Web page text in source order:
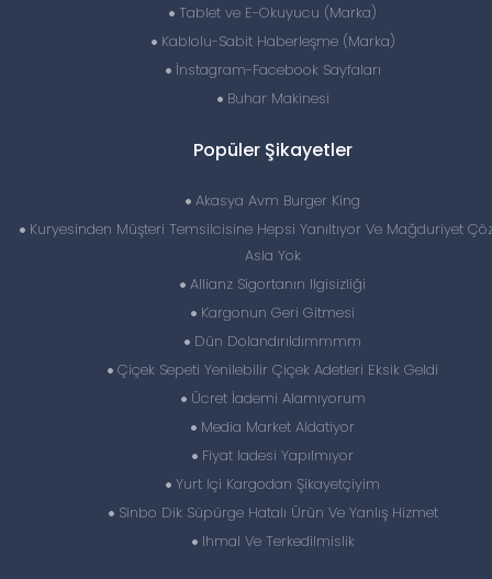
Tablet ve E-Okuyucu (Marka)
Kablolu-Sabit Haberleşme (Marka)
İnstagram-Facebook Sayfaları
Buhar Makinesi
Popüler Şikayetler
Akasya Avm Burger King
Kuryesinden Müşteri Temsilcisine Hepsi Yanıltıyor Ve Mağduriyet
Asla Yok
Allianz Sigortanın Ilgisizliği
Kargonun Geri Gitmesi
Dün Dolandırıldımmmm
Çiçek Sepeti Yenilebilir Çiçek Adetleri Eksik Geldi
Ücret İademi Alamıyorum
Media Market Aldatiyor
Fiyat Iadesi Yapılmıyor
Yurt Içi Kargodan Şikayetçiyim
Sinbo Dik Süpürge Hatalı Ürün Ve Yanlış Hizmet
Ihmal Ve Terkedilmislik